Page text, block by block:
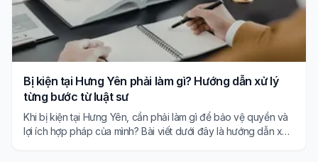
Bị kiện tại Hưng Yên phải làm gì? Hướng dẫn xử lý
từng bước từ luật sư
Khi bị kiện tại Hưng Yên, cần phải làm gì để bảo vệ quyền và
lợi ích hợp pháp của mình? Bài viết dưới đây là hướng dẫn xử